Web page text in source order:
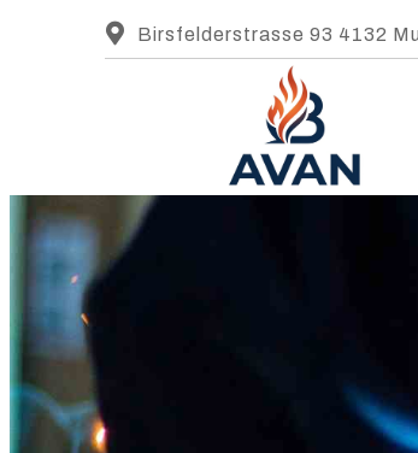
Birsfelderstrasse 93 4132